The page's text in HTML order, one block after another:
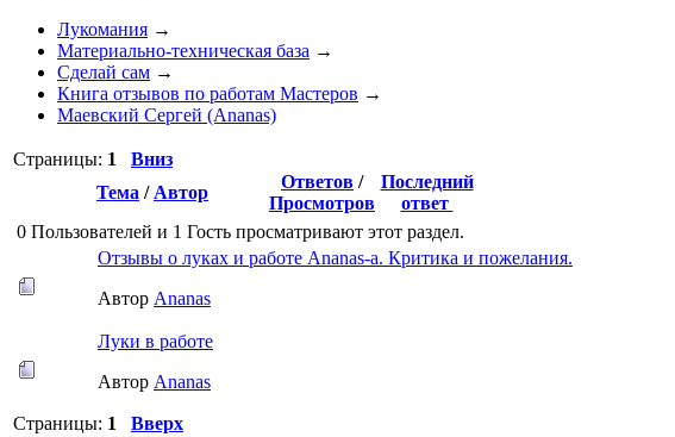
Лукомания →
Материально-техническая база →
Сделай сам →
Книга отзывов по работам Мастеров →
Маевский Сергей (Ananas)
Страницы: 1
Вниз
Тема / Автор
Ответов /
Просмотров
Последний
ответ
0 Пользователей и 1 Гость просматривают этот раздел.
Отзывы о луках и работе Ananas-a. Критика и пожелания.
Автор Ananas
Луки в работе
Автор Ananas
Страницы: 1
Вверх